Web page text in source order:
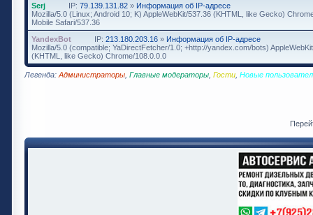
Serj
IP: 79.139.131.82 » Информация об IP-адресе
Mozilla/5.0 (Linux; Android 10; K) AppleWebKit/537.36 (KHTML, like Gecko)
Mobile Safari/537.36
YandexBot
IP: 213.180.203.16 » Информация об IP-адресе
Mozilla/5.0 (compatible; YaDirectFetcher/1.0; +http://yandex.com/bots)
(KHTML, like Gecko) Chrome/108.0.0.0
Легенда: Администраторы Главные модераторы Гости Новые